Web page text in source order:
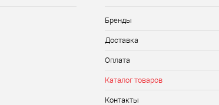
Бренды
Доставка
Оплата
Каталог товаров
Контакты